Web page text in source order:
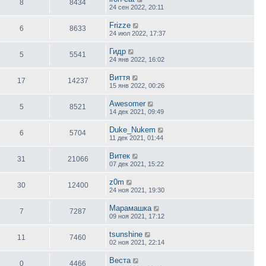
8 8434
24 сен 2022, 20:11
6 8633 Frizze
24 июл 2022, 17:37
5 5541 Гидр
24 янв 2022, 16:02
17 14237 Виття
15 янв 2022, 00:26
5 8521 Awesomer
14 дек 2021, 09:49
6 5704 Duke_Nukem
11 дек 2021, 01:44
31 21066 Витек
07 дек 2021, 15:22
30 12400 z0m
24 ноя 2021, 19:30
7 7287 Марамашка
09 ноя 2021, 17:12
11 7460 tsunshine
02 ноя 2021, 22:14
0 4466 Веста